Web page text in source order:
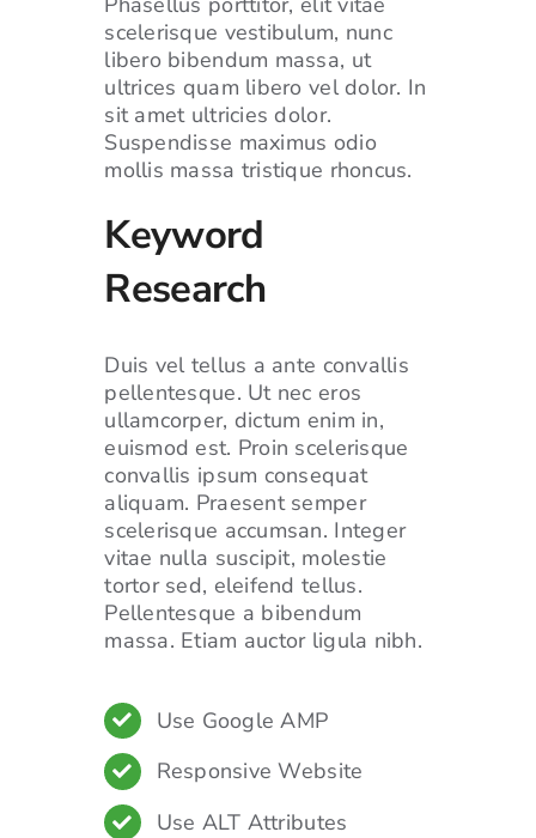
scelerisque vestibulum, nunc
libero bibendum massa, ut
ultrices quam libero vel dolor. In
sit amet ultricies dolor.
Suspendisse maximus odio
mollis massa tristique rhoncus.
Keyword
Research
Duis vel tellus a ante convallis
pellentesque. Ut nec eros
ullamcorper, dictum enim in,
euismod est. Proin scelerisque
convallis ipsum consequat
aliquam. Praesent semper
scelerisque accumsan. Integer
vitae nulla suscipit, molestie
tortor sed, eleifend tellus.
Pellentesque a bibendum
massa. Etiam auctor ligula nibh.
Use Google AMP
Responsive Website
Use ALT Attributes